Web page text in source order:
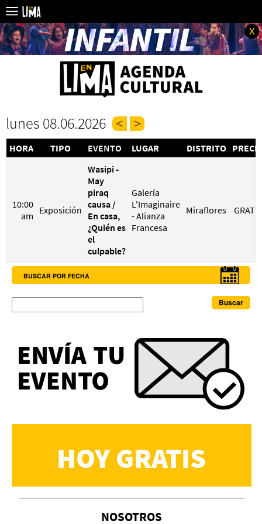
x
lunes 08.06.2026
HORA TIPO EVENTO LUGAR DISTRITO
10:00
am Exposición
Wasipi -
May
piraq
causa /
En casa,
¿Quién es
el
culpable?
Galería
L'Imaginaire
- Alianza
Francesa
Miraflores GRATIS
BUSCAR POR FECHA
HOY GRATIS
NOSOTROS